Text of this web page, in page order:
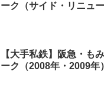
ーク（サイド・リニュー
【大手私鉄】阪急・も
ーク（2008年・2009年）